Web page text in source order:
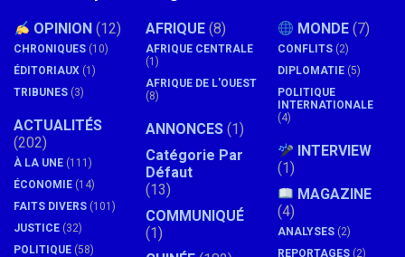
OPINION (12)
CHRONIQUES (10)
ÉDITORIAUX (1)
TRIBUNES (3)
ACTUALITÉS
(202)
À LA UNE (111)
ÉCONOMIE (14)
FAITS DIVERS (101)
JUSTICE (32)
POLITIQUE (58)
AFRIQUE (8)
AFRIQUE CENTRALE
(1)
AFRIQUE DE L'OUEST
(8)
ANNONCES (1)
Catégorie Par
Défaut
(13)
COMMUNIQUÉ
(1)
MONDE (7)
CONFLITS (2)
DIPLOMATIE (5)
POLITIQUE
INTERNATIONALE
(4)
INTERVIEW
(1)
MAGAZINE
(4)
ANALYSES (2)
REPORTAGES (2)